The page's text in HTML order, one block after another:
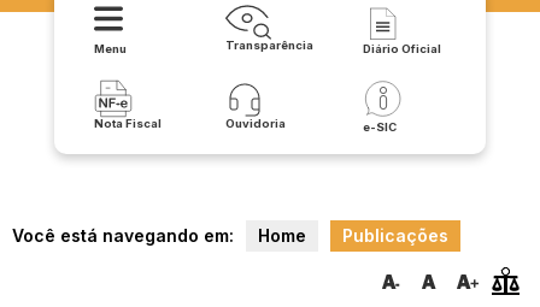
Menu Transparência Diário Oficial
Nota Fiscal Ouvidoria e-SIC
Você está navegando em: Home Publicações